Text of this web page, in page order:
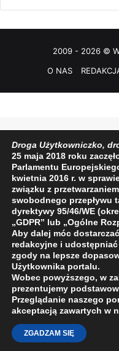
2009 - 2026 ©
O NAS
Droga Użytkowniczko,
25 maja 2018 roku
Parlamentu
kwietnia 2016 r. w
związku z
swobodnego przepływu
dyrektywy 95/46/WE
„GDPR” lub „Ogólne
Aby dalej móc
redakcyjne i
zgody na lepsze
Użytkownika portalu.
Wobec powyższego, w
prezentujemy
Przeglądanie naszego
akceptacją zawartych w
ZGADZAM SIĘ